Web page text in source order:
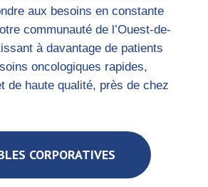
aux besoins en constante
communauté de l’Ouest-de-
à davantage de patients
oncologiques rapides,
de haute qualité, près de chez
CORPORATIVES